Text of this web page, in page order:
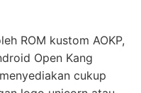
ROM kustom AOKP,
Open Kang
cukup